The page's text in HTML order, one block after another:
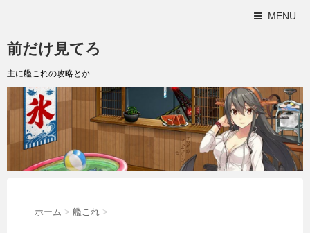
MENU
前だけ見てろ
主に艦これの攻略とか
ホーム > 艦これ >